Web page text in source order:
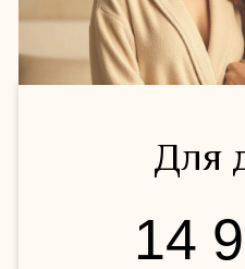
Забронировать